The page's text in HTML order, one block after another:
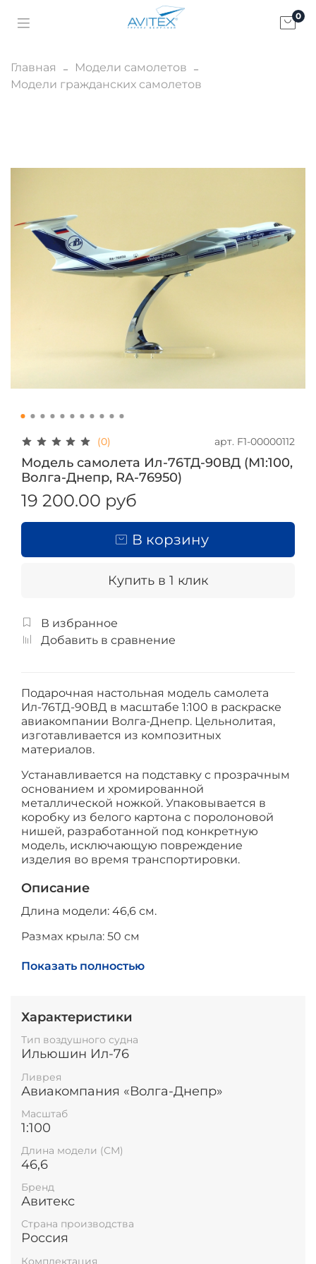
0
Главная
Модели самолетов
Модели гражданских самолетов
(0) арт. F1-00000112
Модель самолета Ил-76ТД-90ВД (М1:100,
Волга-Днепр, RA-76950)
19 200.00 руб
В корзину
Купить в 1 клик
В избранное
Добавить в сравнение
Подарочная настольная модель самолета
Ил-76ТД-90ВД в масштабе 1:100 в раскраске
авиакомпании Волга-Днепр. Цельнолитая,
изготавливается из композитных
материалов.
Устанавливается на подставку с прозрачным
основанием и хромированной
металлической ножкой. Упаковывается в
коробку из белого картона с поролоновой
нишей, разработанной под конкретную
модель, исключающую повреждение
изделия во время транспортировки.
Описание
Длина модели: 46,6 см.
Размах крыла: 50 см
Высота модели на подставке: до 25см.
Показать полностью
Характеристики
Тип воздушного судна
Ильюшин Ил-76
Ливрея
Авиакомпания «Волга-Днепр»
Масштаб
1:100
Длина модели (СМ)
46,6
Бренд
Авитекс
Страна производства
Россия
Комплектация